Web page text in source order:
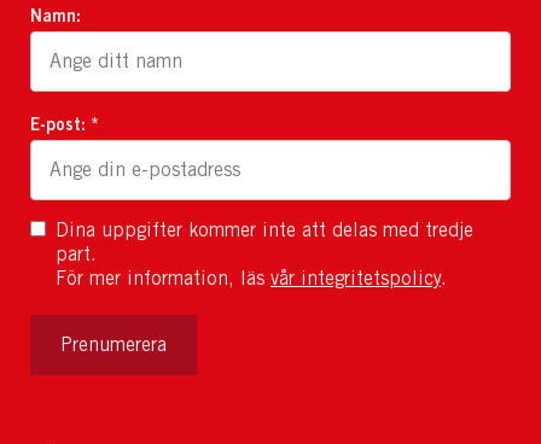
Namn:
E-post: *
Dina uppgifter kommer inte att delas med tredje
part.
För mer information, läs vår integritetspolicy.
Prenumerera